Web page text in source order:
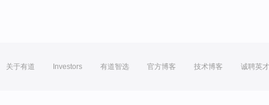
关于有道 Investors 有道智选 官方博客 技术博客 诚聘英才